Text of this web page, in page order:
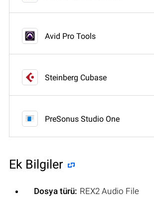
Avid Pro Tools
Steinberg Cubase
PreSonus Studio One
Ek Bilgiler
Dosya türü: REX2 Audio File